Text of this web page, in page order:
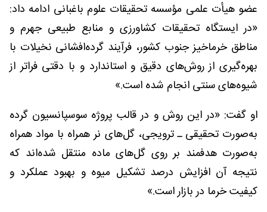
عضو هیأت علمی مؤسسه تحقیقات علوم باغبانی‌ ادامه داد:
«در ایستگاه تحقیقات کشاورزی و منابع طبیعی جهرم و
مناطق خرماخیز جنوب کشور، فرآیند گرده‌افشانی نخیلات با
بهره‌گیری از روش‌های دقیق و استاندارد و با دقتی فراتر از
شیوه‌های سنتی انجام شده است.»
او گفت: «در این روش و در قالب پروژه سوسپانسیون گرده
به‌صورت تحقیقی ـ ترویجی، گل‌های نر همراه با مواد همراه
به‌صورت هدفمند بر روی گل‌های ماده منتقل شده‌اند که
نتیجه آن افزایش درصد تشکیل میوه و بهبود عملکرد و
کیفیت خرما در بازار است.»